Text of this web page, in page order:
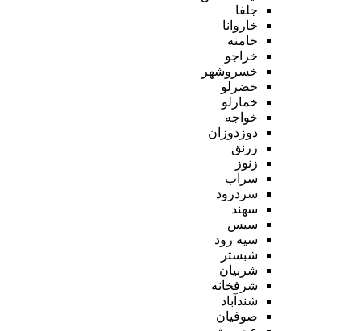
جلفا
خاروانا
خامنه
خراجو
خسروشهر
خضرلو
خمارلو
خواجه
دوزدوزان
زرنق
زنوز
سراب
سردرود
سهند
سیس
سیه رود
شبستر
شربیان
شرفخانه
شندآباد
صوفیان